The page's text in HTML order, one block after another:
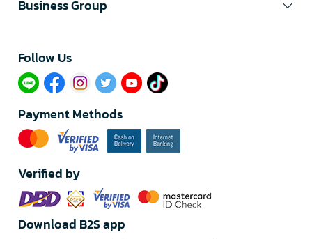
Business Group
Follow Us​
Payment Methods
Verified by
Download B2S app